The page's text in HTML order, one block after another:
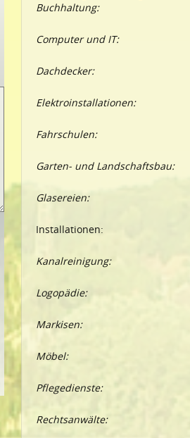
Buchhaltung:
Computer und IT:
Dachdecker:
Elektroinstallationen:
Fahrschulen:
Garten- und Landschaftsbau:
Glasereien:
Installationen:
Kanalreinigung:
Logopädie:
Markisen:
Möbel:
Pflegedienste:
Rechtsanwälte: